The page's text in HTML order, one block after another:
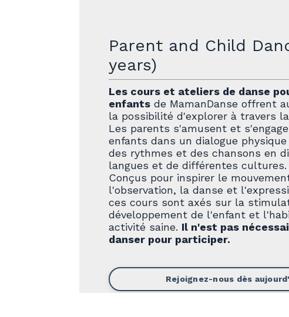
Parent and Child
years)
Les cours et ateliers de danse
enfantsde MamanDanse offrent
la possibilité d'explorer à travers
Les parents s'amusent et
enfants dans un dialogue
des rythmes et des chansons en
langues et de différentes cultures.
Conçus pour inspirer le
l'observation, la danse et
ces cours sont axés sur la
développement de l'enfant et
activité saine. Il n'est pas
danser pour participer.
Rejoignez-nous dès